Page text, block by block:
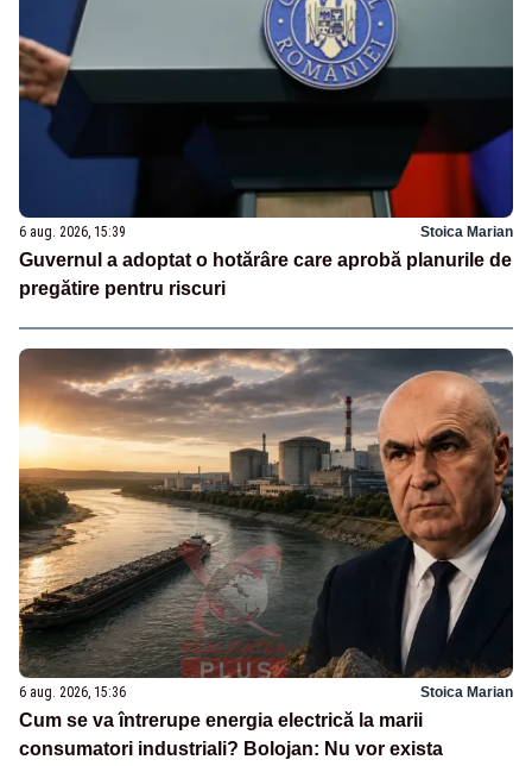
6 aug. 2026, 15:39 Stoica Marian
Guvernul a adoptat o hotărâre care aprobă planurile de
pregătire pentru riscuri
6 aug. 2026, 15:36 Stoica Marian
Cum se va întrerupe energia electrică la marii
consumatori industriali? Bolojan: Nu vor exista